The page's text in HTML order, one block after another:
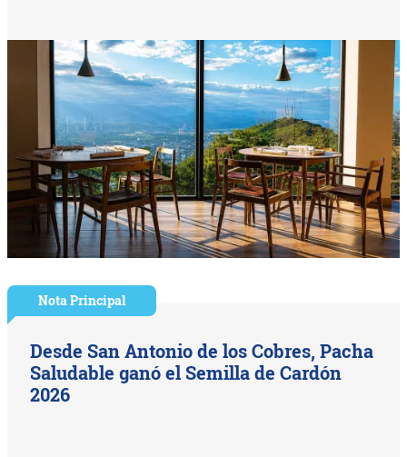
Nota Principal
Desde San Antonio de los Cobres, Pacha
Saludable ganó el Semilla de Cardón
2026